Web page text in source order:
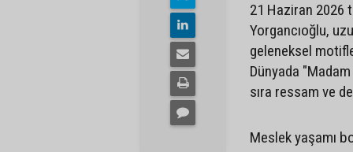
21 Haziran 2026
Yorgancıoğlu,
geleneksel
Dünyada "Madam
sıra ressam ve
Meslek yaşamı